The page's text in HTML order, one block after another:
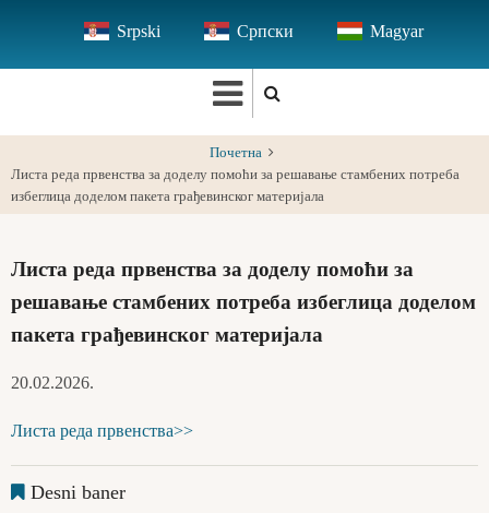
main
Srpski Српски Magyar
Почетна
Листа реда првенства за доделу помоћи за решавање стамбених потреба
избеглица доделом пакета грађевинског материјала
Листа реда првенства за доделу помоћи за
решавање стамбених потреба избеглица доделом
пакета грађевинског материјала
20.02.2026.
Листа реда првенства>>
Desni baner